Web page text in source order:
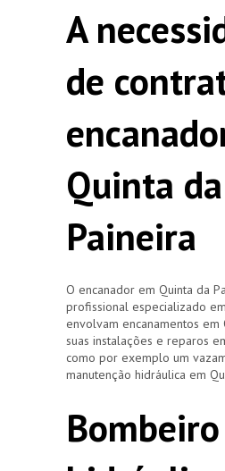
A
de
Quinta da
Paineira
O encanador em Quinta da
profissional especializado
envolvam encanamentos em
suas instalações e reparos
como por exemplo um
manutenção hidráulica em
Bombeiro